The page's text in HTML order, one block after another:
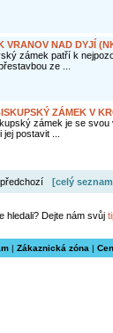
VRANOV NAD DYJÍ
zámek patří k
ze ...
ZÁMEK V
zámek je se
jej postavit ...
[celý
hledali? Dejte nám svůj
| Zákaznická zóna |